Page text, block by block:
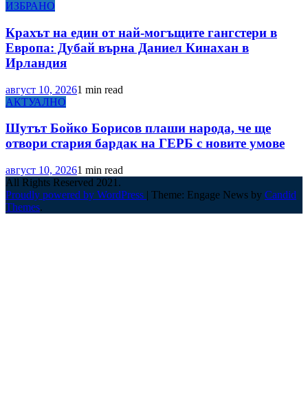
ИЗБРАНО
Крахът на един от най-могъщите гангстери в
Европа: Дубай върна Даниел Кинахан в
Ирландия
август 10, 20261 min read
АКТУАЛНО
Шутът Бойко Борисов плаши народа, че ще
отвори стария бардак на ГЕРБ с новите умове
август 10, 20261 min read
All Rights Reserved 2021.
Proudly powered by WordPress | Theme: Engage News by Candid
Themes.